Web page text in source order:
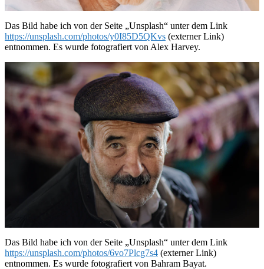
Das Bild habe ich von der Seite „Unsplash“ unter dem Link
https://unsplash.com/photos/y0I85D5QKvs (externer Link)
entnommen. Es wurde fotografiert von Alex Harvey.
Das Bild habe ich von der Seite „Unsplash“ unter dem Link
https://unsplash.com/photos/6vo7Plcg7s4 (externer Link)
entnommen. Es wurde fotografiert von Bahram Bayat.